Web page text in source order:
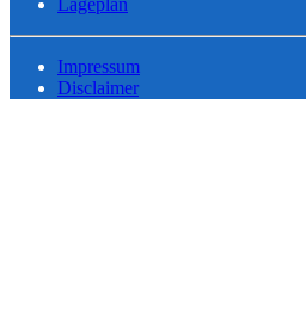
Lageplan
Impressum
Disclaimer